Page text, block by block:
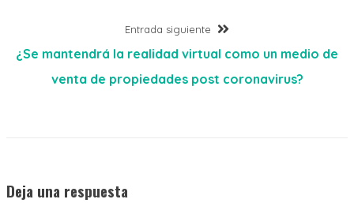
Entrada siguiente
¿Se mantendrá la realidad virtual como un medio de
venta de propiedades post coronavirus?
Deja una respuesta